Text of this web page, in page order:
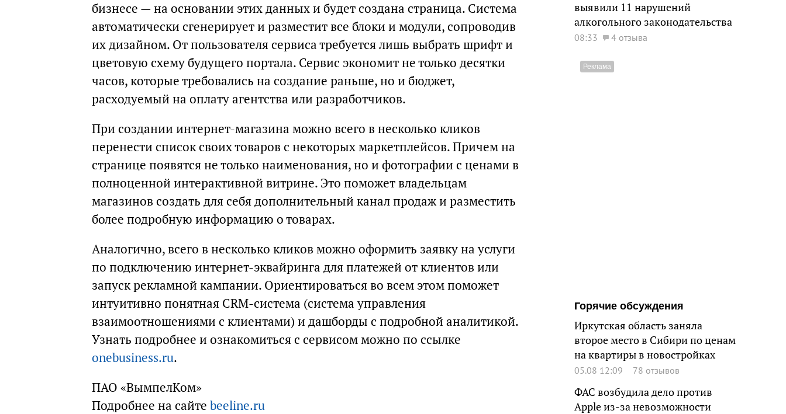
бизнесе — на основании этих данных и будет создана страница. Система
автоматически сгенерирует и разместит все блоки и модули, сопроводив
их дизайном. От пользователя сервиса требуется лишь выбрать шрифт и
цветовую схему будущего портала. Сервис экономит не только десятки
часов, которые требовались на создание раньше, но и бюджет,
расходуемый на оплату агентства или разработчиков.
При создании интернет-магазина можно всего в несколько кликов
перенести список своих товаров с некоторых маркетплейсов. Причем на
странице появятся не только наименования, но и фотографии с ценами в
полноценной интерактивной витрине. Это поможет владельцам
магазинов создать для себя дополнительный канал продаж и разместить
более подробную информацию о товарах.
Аналогично, всего в несколько кликов можно оформить заявку на услуги
по подключению интернет-эквайринга для платежей от клиентов или
запуск рекламной кампании. Ориентироваться во всем этом поможет
интуитивно понятная CRM-система (система управления
взаимоотношениями с клиентами) и дашборды с подробной аналитикой.
Узнать подробнее и ознакомиться с сервисом можно по ссылке
onebusiness.ru.
ПАО «ВымпелКом»
Подробнее на сайте beeline.ru
выявили 11 нарушений
алкогольного законодательства
08:33 4 отзыва
Горячие обсуждения
Иркутская область заняла
второе место в Сибири по ценам
на квартиры в новостройках
05.08 12:09 78 отзывов
ФАС возбудила дело против
Apple из-за невозможности